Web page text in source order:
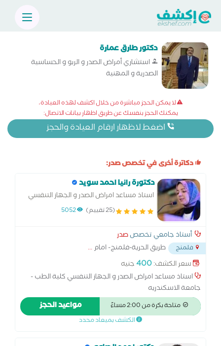
دكتور طارق عمارة
استشاري أمراض الصدر و الربو و الحساسية
الصدرية و المهنية
لا يمكن الحجز مباشرة من خلال اكشف لهذه العيادة،
يمكنك الحجز بنفسك عن طريق اظهار بيانات الاتصال:
اضغط لاظهار ارقام العيادة والحجز
دكاترة أخرى في تخصص صدر:
دكتورة رانيا احمد سويد
استاذ مساعد امراض الصدر و الجهاز التنفسي
دكتورة صدر وجهاز تنفسي متخصص في باطنة
تنفسي بالغين
(25 تقييم) 5052
أستاذ جامعي تخصصصدر
فلمنج طريق الحرية-فلمنج- امام...
سعر الكشف:400جنيه
استاذ مساعد امراض الصدر و الجهاز التنفسي كلية الطب -
جامعة الاسكندريه
متاحة بكرة من 2:00 مساءً مواعيد الحجز
الكشف بميعاد محدد